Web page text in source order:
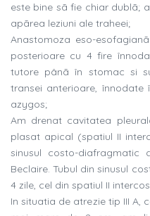
este bine sã fie chiar dublã;
apãrea leziuni ale traheei;
Anastomoza eso-
posterioare cu 4 fire
tutore pânã în stomac si
transei anterioare,
azygos;
Am drenat cavitatea
plasat apical (spatiul II
sinusul costo-
Beclaire. Tubul din sinusul
4 zile, cel din spatiul II
In situatia de atrezie tip III